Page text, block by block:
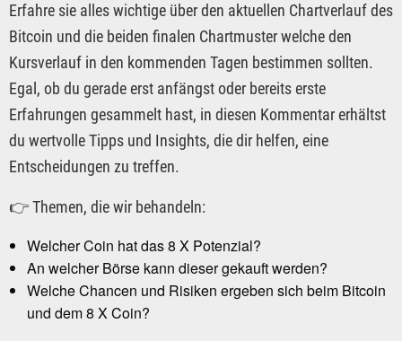
Erfahre sie alles wichtige über den aktuellen Chartverlauf des
Bitcoin und die beiden finalen Chartmuster welche den
Kursverlauf in den kommenden Tagen bestimmen sollten.
Egal, ob du gerade erst anfängst oder bereits erste
Erfahrungen gesammelt hast, in diesen Kommentar erhältst
du wertvolle Tipps und Insights, die dir helfen, eine
Entscheidungen zu treffen.
👉 Themen, die wir behandeln:
Welcher Coin hat das 8 X Potenzial?
An welcher Börse kann dieser gekauft werden?
Welche Chancen und Risiken ergeben sich beim Bitcoin
und dem 8 X Coin?